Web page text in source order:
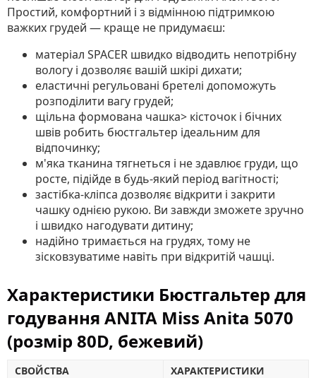
Простий, комфортний і з відмінною підтримкою
важких грудей — краще не придумаєш:
матеріал SPACER швидко відводить непотрібну
вологу і дозволяє вашій шкірі дихати;
еластичні регульовані бретелі допоможуть
розподілити вагу грудей;
щільна формована чашка> кісточок і бічних
швів робить бюстгальтер ідеальним для
відпочинку;
м'яка тканина тягнеться і не здавлює груди, що
росте, підійде в будь-який період вагітності;
застібка-кліпса дозволяє відкрити і закрити
чашку однією рукою. Ви завжди зможете зручно
і швидко нагодувати дитину;
надійно тримається на грудях, тому не
зісковзуватиме навіть при відкритій чашці.
Характеристики Бюстгальтер для
годування ANITA Miss Anita 5070
(розмір 80D, бежевий)
СВОЙСТВА
ХАРАКТЕРИСТИКИ